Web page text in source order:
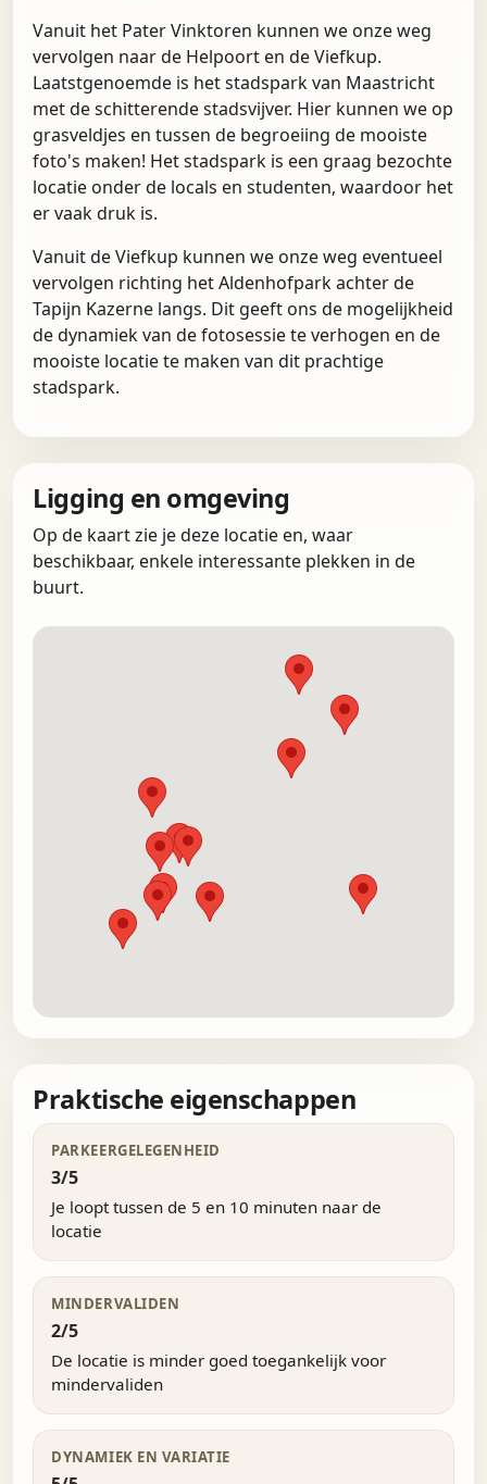
Vanuit het Pater Vinktoren kunnen we onze weg
vervolgen naar de Helpoort en de Viefkup.
Laatstgenoemde is het stadspark van Maastricht
met de schitterende stadsvijver. Hier kunnen we op
grasveldjes en tussen de begroeiing de mooiste
foto's maken! Het stadspark is een graag bezochte
locatie onder de locals en studenten, waardoor het
er vaak druk is.
Vanuit de Viefkup kunnen we onze weg eventueel
vervolgen richting het Aldenhofpark achter de
Tapijn Kazerne langs. Dit geeft ons de mogelijkheid
de dynamiek van de fotosessie te verhogen en de
mooiste locatie te maken van dit prachtige
stadspark.
Ligging en omgeving
Op de kaart zie je deze locatie en, waar
beschikbaar, enkele interessante plekken in de
buurt.
Praktische eigenschappen
PARKEERGELEGENHEID
3/5
Je loopt tussen de 5 en 10 minuten naar de
locatie
MINDERVALIDEN
2/5
De locatie is minder goed toegankelijk voor
mindervaliden
DYNAMIEK EN VARIATIE